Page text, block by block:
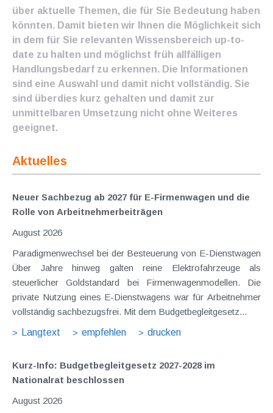
über aktuelle Themen, die für Sie Bedeutung haben
könnten. Damit bieten wir Ihnen die Möglichkeit sich
in dem für Sie relevanten Wissensbereich up-to-
date zu halten und möglichst früh allfälligen
Handlungsbedarf zu erkennen. Die Informationen
sind eine Auswahl und damit nicht vollständig. Sie
sind überdies kurz gehalten und damit zur
unmittelbaren Umsetzung nicht ohne Weiteres
geeignet.
Aktuelles
Neuer Sachbezug ab 2027 für E-Firmenwagen und die
Rolle von Arbeitnehmer​­beiträgen
August 2026
Paradigmenwechsel bei der Besteuerung von E-Dienstwagen
Über Jahre hinweg galten reine Elektrofahrzeuge als
steuerlicher Goldstandard bei Firmenwagenmodellen. Die
private Nutzung eines E-Dienstwagens war für Arbeitnehmer
vollständig sachbezugsfrei. Mit dem Budgetbegleitgesetz...
Langtext
empfehlen drucken
Kurz-Info: Budgetbegleitgesetz 2027-2028 im
Nationalrat beschlossen
August 2026